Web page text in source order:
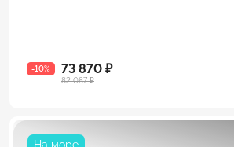
-10% 73 870 ₽
82 087 ₽